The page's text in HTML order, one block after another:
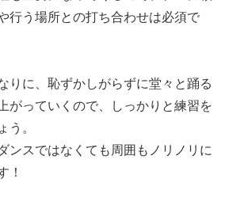
行う場所との打ち合わせは必須で
りに、恥ずかしがらずに堂々と踊る
がっていくので、しっかりと練習を
う。
ンスではなくても周囲もノリノリに
！